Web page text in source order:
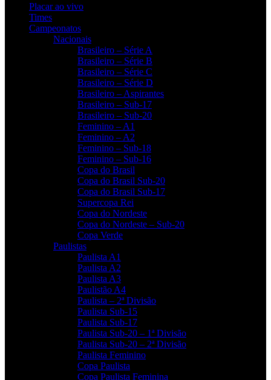
Placar ao vivo
Times
Campeonatos
Nacionais
Brasileiro – Série A
Brasileiro – Série B
Brasileiro – Série C
Brasileiro – Série D
Brasileiro – Aspirantes
Brasileiro – Sub-17
Brasileiro – Sub-20
Feminino – A1
Feminino – A2
Feminino – Sub-18
Feminino – Sub-16
Copa do Brasil
Copa do Brasil Sub-20
Copa do Brasil Sub-17
Supercopa Rei
Copa do Nordeste
Copa do Nordeste – Sub-20
Copa Verde
Paulistas
Paulista A1
Paulista A2
Paulista A3
Paulistão A4
Paulista – 2ª Divisão
Paulista Sub-15
Paulista Sub-17
Paulista Sub-20 – 1ª Divisão
Paulista Sub-20 – 2ª Divisão
Paulista Feminino
Copa Paulista
Copa Paulista Feminina